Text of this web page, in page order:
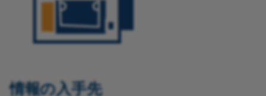
情報の入手先